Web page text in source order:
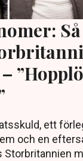
ett
och en
Storbritannien